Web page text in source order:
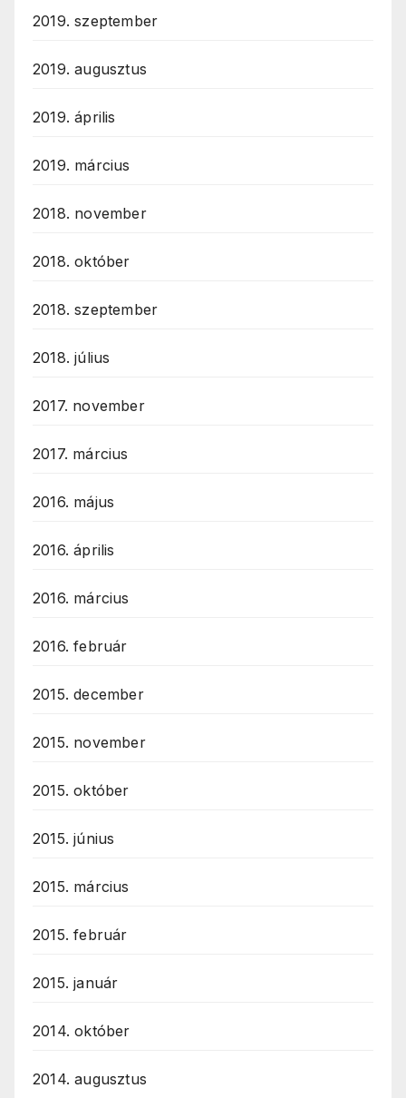
2019. szeptember
2019. augusztus
2019. április
2019. március
2018. november
2018. október
2018. szeptember
2018. július
2017. november
2017. március
2016. május
2016. április
2016. március
2016. február
2015. december
2015. november
2015. október
2015. június
2015. március
2015. február
2015. január
2014. október
2014. augusztus